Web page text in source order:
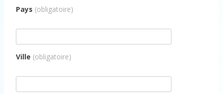
Pays (obligatoire)
Ville (obligatoire)